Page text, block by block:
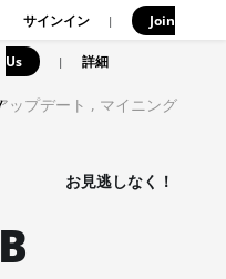
サインイン | Join
Us | 詳細
ップデート , マイニング
お見逃しなく！